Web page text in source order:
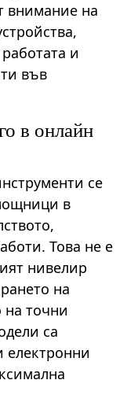
внимание на
и
във
в онлайн
се
в
Това не е
нивелир
на
точни
са
електронни